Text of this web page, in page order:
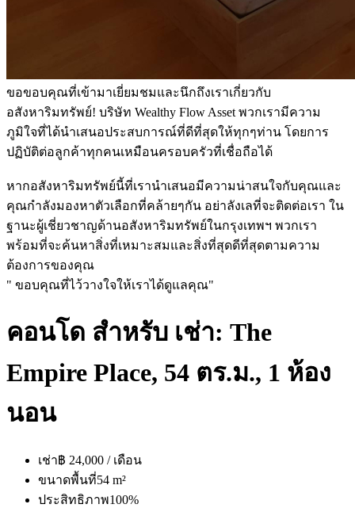
ขอขอบคุณที่เข้ามาเยี่ยมชมและนึกถึงเราเกี่ยวกับ
อสังหาริมทรัพย์! บริษัท Wealthy Flow Asset พวกเรามีความ
ภูมิใจที่ได้นำเสนอประสบการณ์ที่ดีที่สุดให้ทุกๆท่าน โดยการ
ปฏิบัติต่อลูกค้าทุกคนเหมือนครอบครัวที่เชื่อถือได้
หากอสังหาริมทรัพย์นี้ที่เรานำเสนอมีความน่าสนใจกับคุณและ
คุณกำลังมองหาตัวเลือกที่คล้ายๆกัน อย่าลังเลที่จะติดต่อเรา ใน
ฐานะผู้เชี่ยวชาญด้านอสังหาริมทรัพย์ในกรุงเทพฯ พวกเรา
พร้อมที่จะค้นหาสิ่งที่เหมาะสมและสิ่งที่สุดดีที่สุดตามความ
ต้องการของคุณ
" ขอบคุณที่ไว้วางใจให้เราได้ดูแลคุณ"
คอนโด สำหรับ เช่า: The
Empire Place, 54 ตร.ม., 1 ห้อง
นอน
เช่า฿ 24,000 / เดือน
ขนาดพื้นที่54 m²
ประสิทธิภาพ100%